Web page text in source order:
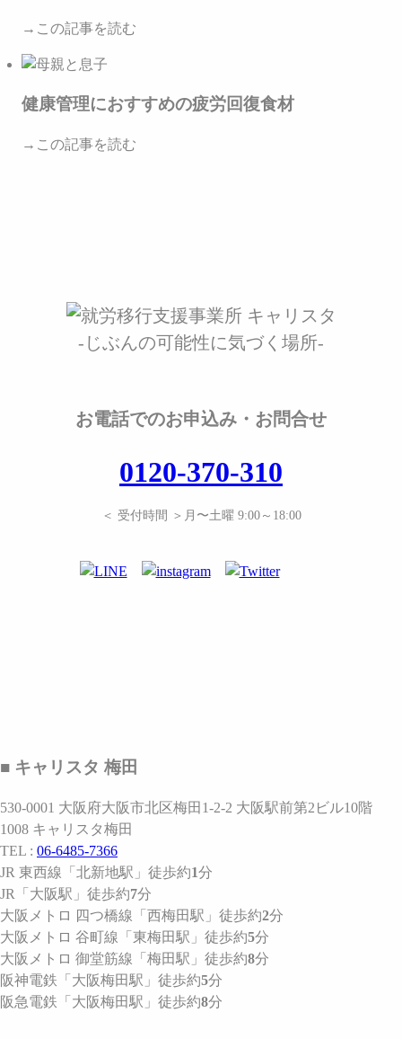
→この記事を読む
健康管理におすすめの疲労回復食材
→この記事を読む
-じぶんの可能性に気づく場所-
お電話でのお申込み・お問合せ
0120-370-310
＜ 受付時間 ＞月〜土曜 9:00～18:00
■ キャリスタ 梅田
530-0001 大阪府大阪市北区梅田1-2-2 大阪駅前第2ビル10階
1008 キャリスタ梅田
TEL : 06-6485-7366
JR 東西線 「北新地駅」 徒歩約1分
JR
「大阪駅」 徒歩約7分
大阪メトロ 四つ橋線 「西梅田駅」 徒歩約2分
大阪メトロ 谷町線 「東梅田駅」 徒歩約5分
大阪メトロ 御堂筋線 「梅田駅」 徒歩約8分
阪神電鉄 「大阪梅田駅」 徒歩約5分
阪急電鉄 「大阪梅田駅」 徒歩約8分